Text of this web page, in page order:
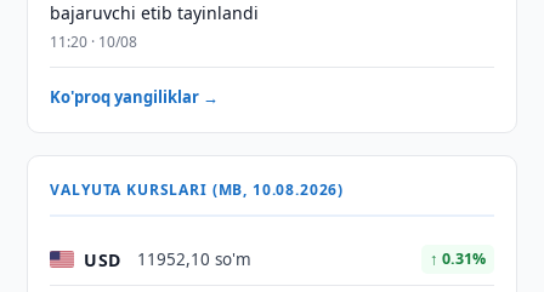
bajaruvchi etib tayinlandi
11:20 · 10/08
Ko'proq yangiliklar →
VALYUTA KURSLARI (MB, 10.08.2026)
USD 11952,10 so'm ↑ 0.31%